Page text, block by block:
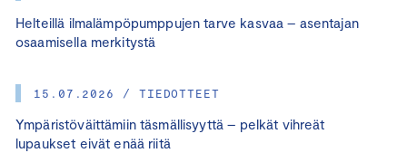
Helteillä ilmalämpöpumppujen tarve kasvaa – asentajan
osaamisella merkitystä
15.07.2026 / TIEDOTTEET
Ympäristöväittämiin täsmällisyyttä – pelkät vihreät
lupaukset eivät enää riitä